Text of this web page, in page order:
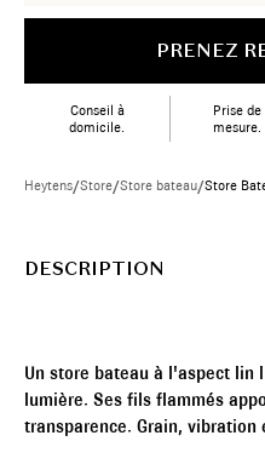
PRENEZ
Conseil à
domicile.
Prise de
mesure.
Heytens/Store/Store bateau/Store
DESCRIPTION
Un store bateau à l'aspect lin
lumière. Ses fils flammés
transparence. Grain, vibration